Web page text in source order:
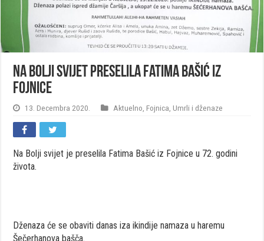
Na Bolji svijet preselila Fatima Bašić iz
Fojnice
13. Decembra 2020. Aktuelno Fojnica Umrli i dženaze
Na Bolji svijet je preselila Fatima Bašić iz Fojnice u 72. godini
života.
Dženaza će se obaviti danas iza ikindije namaza u haremu
Šečerhanova bašča.